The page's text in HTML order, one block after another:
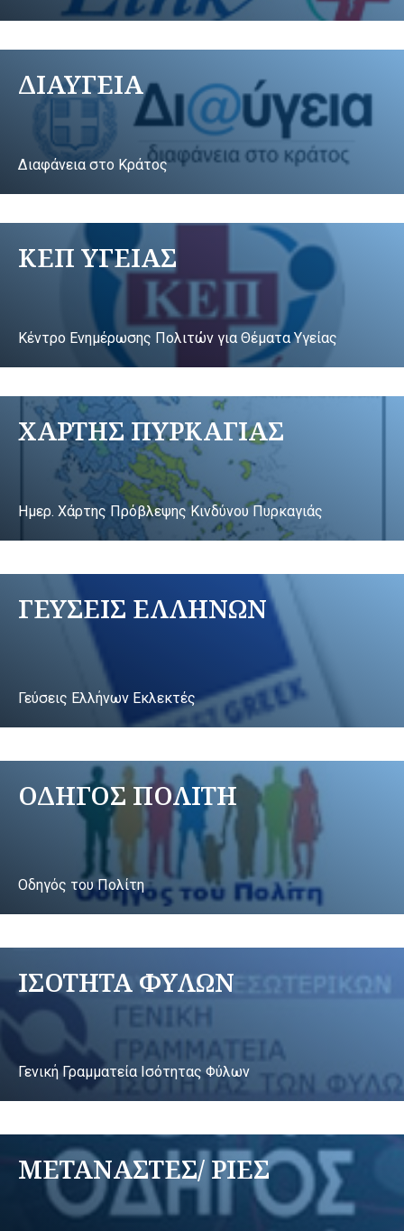
ΔΙΑΥΓΕΙΑ
Διαφάνεια στο Κράτος
ΚΕΠ ΥΓΕΙΑΣ
Κέντρο Ενημέρωσης Πολιτών για Θέματα Υγείας
ΧΑΡΤΗΣ ΠΥΡΚΑΓΙΑΣ
Ημερ. Χάρτης Πρόβλεψης Κινδύνου Πυρκαγιάς
ΓΕΥΣΕΙΣ ΕΛΛΗΝΩΝ
Γεύσεις Ελλήνων Εκλεκτές
ΟΔΗΓΟΣ ΠΟΛΙΤΗ
Οδηγός του Πολίτη
ΙΣΟΤΗΤΑ ΦΥΛΩΝ
Γενική Γραμματεία Ισότητας Φύλων
ΜΕΤΑΝΑΣΤΕΣ/ ΡΙΕΣ